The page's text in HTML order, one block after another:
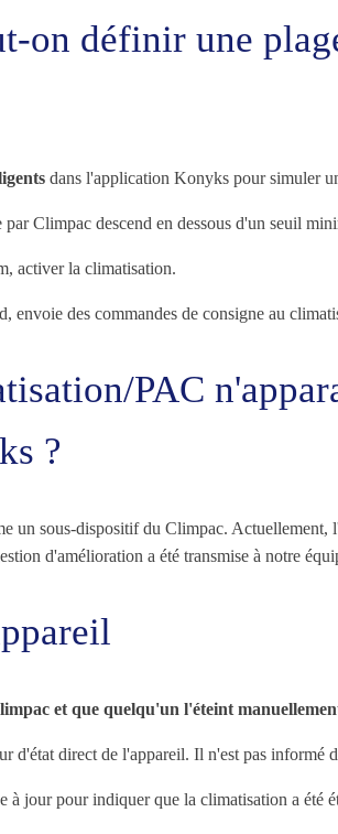
on définir une
dans l'application Konyks pour simuler
Climpac descend en dessous d'un seuil
activer la climatisation.
envoie des commandes de consigne au
PAC
?
un sous-dispositif du Climpac.
d'amélioration a été transmise à notre
et que quelqu'un l'éteint
d'état direct de l'appareil. Il n'est pas informé
à jour pour indiquer que la climatisation a